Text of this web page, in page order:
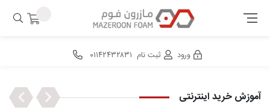
ورود ثبت نام ۰۱۱۴۲۴۳۲۸۳۱
آموزش خرید اینترنتی Previous
Next